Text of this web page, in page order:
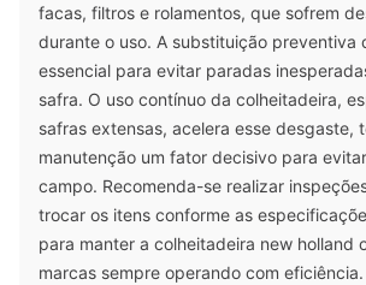
facas, filtros e rolamentos, que sofrem
durante o uso. A substituição preventiva
essencial para evitar paradas
safra. O uso contínuo da colheitadeira,
safras extensas, acelera esse desgaste,
manutenção um fator decisivo para
campo. Recomenda-se realizar
trocar os itens conforme as
para manter a colheitadeira new holland
marcas sempre operando com eficiência.